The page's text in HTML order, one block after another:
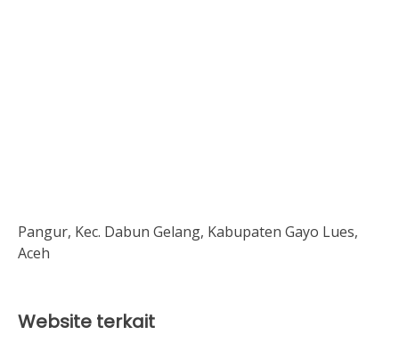
Pangur, Kec. Dabun Gelang, Kabupaten Gayo Lues,
Aceh
Website terkait